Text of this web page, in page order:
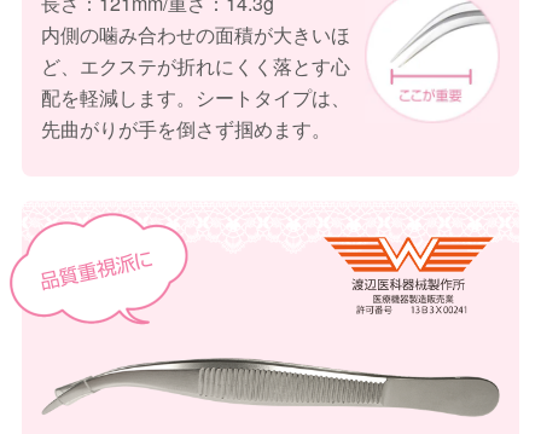
内側の噛み合わせの面積が大きいほ
ど、エクステが折れにくく落とす心
配を軽減します。シートタイプは、
先曲がりが手を倒さず掴めます。